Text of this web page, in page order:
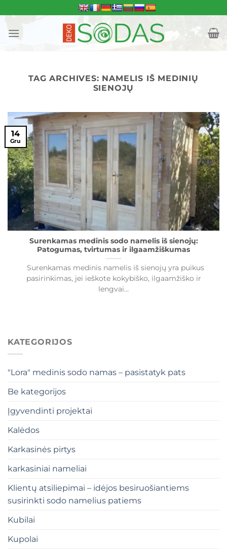
to
content
TAG ARCHIVES: NAMELIS IŠ MEDINIŲ
SIENOJŲ
Surenkamas medinis sodo namelis iš sienojų:
Patogumas, tvirtumas ir ilgaamžiškumas
Surenkamas medinis namelis iš sienojų yra puikus
pasirinkimas, jei ieškote kokybiško, ilgaamžiško ir
lengvai...
14
Gru
KATEGORIJOS
"Lora" medinis sodo namas – pasistatyk pats
Be kategorijos
Įgyvendinti projektai
Kalėdos
Karkasinės pirtys
karkasiniai nameliai
Klientų atsiliepimai – idėjos besiruošiantiems
susirinkti sodo namelius patiems
Kubilai
Kupolai